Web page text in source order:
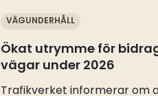
VÄGUNDERHÅLL
Ökat utrymme för
vägar under 2026
Trafikverket informerar om